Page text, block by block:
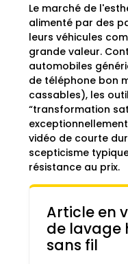
Le marché de
alimenté par des
leurs véhicules
grande valeur.
automobiles
de téléphone bon
cassables), les
“transformation
vidéo de courte
scepticisme
résistance au prix.
Article en
de lavage
sans fil